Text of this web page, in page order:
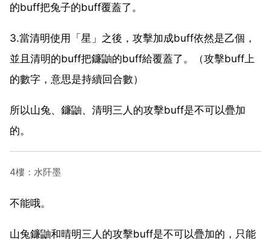
的buff把兔子的buff覆蓋了。
3.當清明使用「星」之後，攻擊加成buff依然是乙個，
並且清明的buff把鐮鼬的buff給覆蓋了。（攻擊buff上
的數字，意思是持續回合數）
所以山兔、鐮鼬、清明三人的攻擊buff是不可以疊加
的。
4樓：水阡墨
不能哦。
山兔鐮鼬和晴明三人的攻擊buff是不可以疊加的，只能